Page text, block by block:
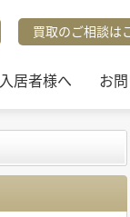
買取のご相談は
入居者様へ お